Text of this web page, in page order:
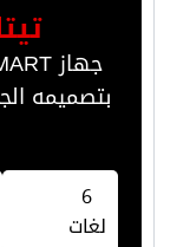
تيتان
بتصميمه
6
لغات